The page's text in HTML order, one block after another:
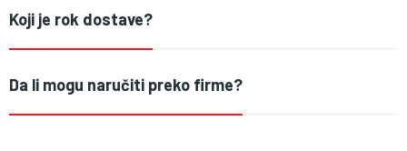
Koji je rok dostave?
Da li mogu naručiti preko firme?